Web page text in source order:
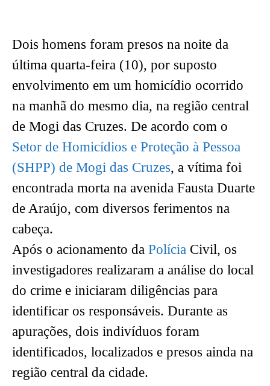
Dois homens foram presos na noite da
última quarta-feira (10), por suposto
envolvimento em um homicídio ocorrido
na manhã do mesmo dia, na região central
de Mogi das Cruzes. De acordo com o
Setor de Homicídios e Proteção à Pessoa
(SHPP) de Mogi das Cruzes, a vítima foi
encontrada morta na avenida Fausta Duarte
de Araújo, com diversos ferimentos na
cabeça.
Após o acionamento da Polícia Civil, os
investigadores realizaram a análise do local
do crime e iniciaram diligências para
identificar os responsáveis. Durante as
apurações, dois indivíduos foram
identificados, localizados e presos ainda na
região central da cidade.